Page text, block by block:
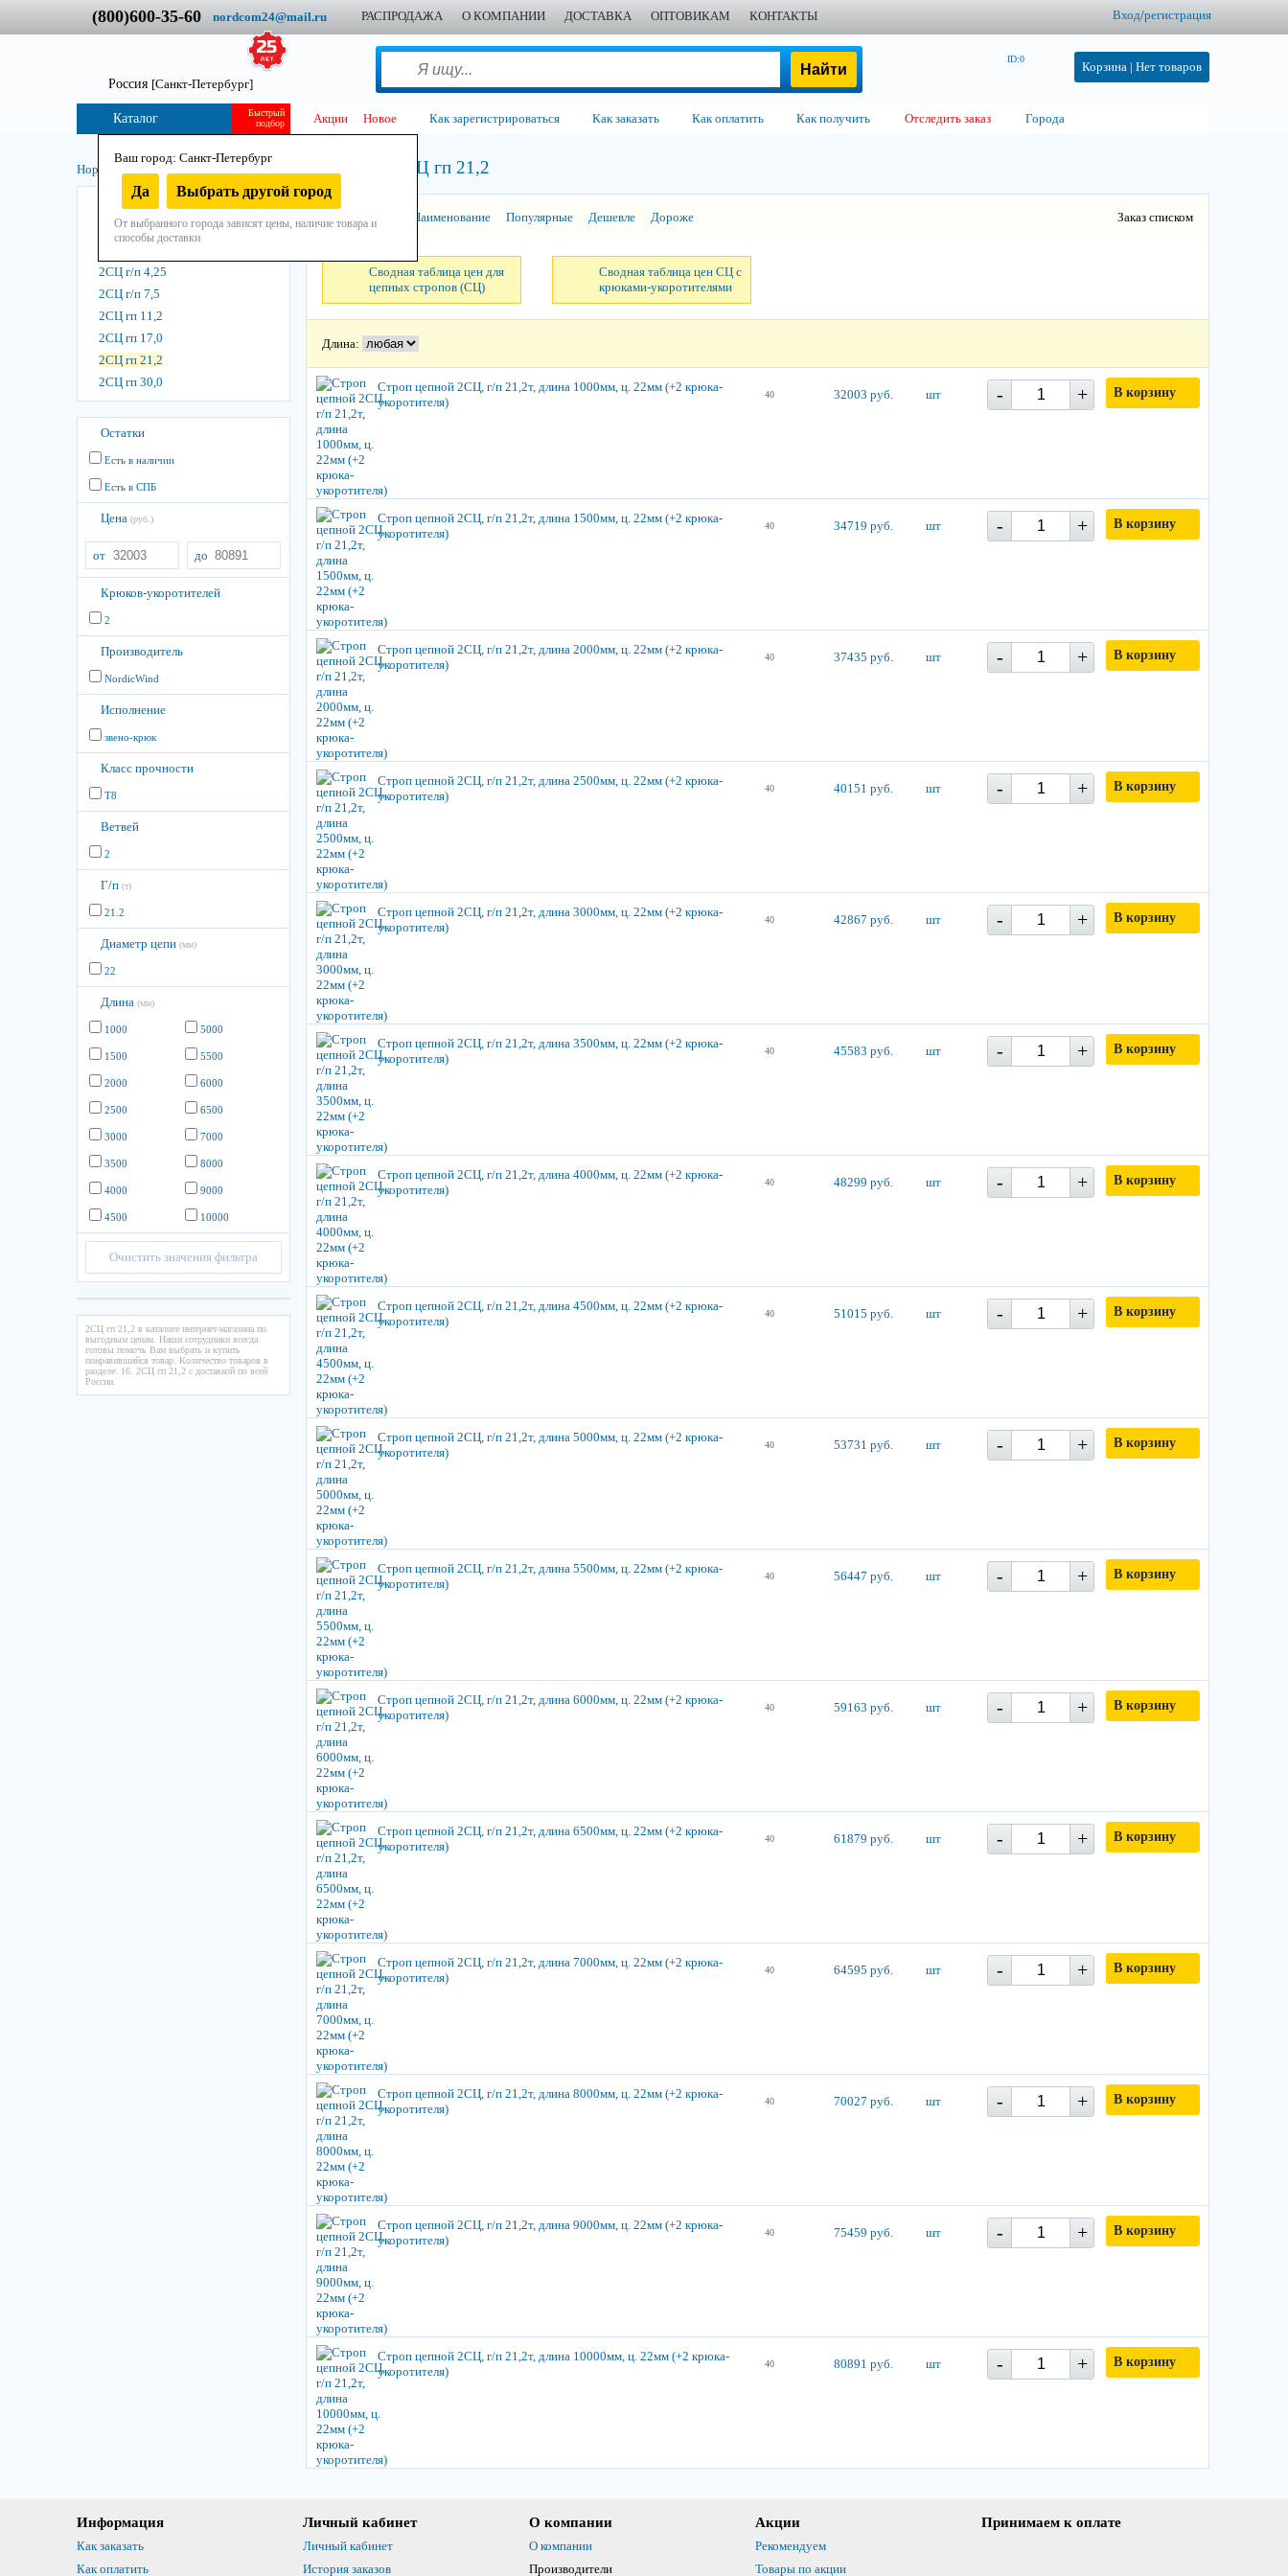
(800)600-35-60 nordcom24@mail.ru РАСПРОДАЖА О КОМПАНИИ ДОСТАВКА ОПТОВИКАМ КОНТАКТЫ Вход/регистрация
Россия [Санкт-Петербург]
Ваш город: Санкт-Петербург
Да Выбрать другой город
От выбранного города зависят цены, наличие товара и
способы доставки
Корзина | Нет товаров
ID:0
Быстрый
подбор
Каталог Акции Новое Как зарегистрироваться Как заказать Как оплатить Как получить Отследить заказ Города
Нордком Стропы Стропы цепные 2СЦ гп 21,2
2СЦ г/п 1,6
2СЦ г/п 2,12
2СЦ г/п 4,25
2СЦ г/п 7,5
2СЦ гп 11,2
2СЦ гп 17,0
2СЦ гп 21,2
2СЦ гп 30,0
Остатки
Есть в наличии
Есть в СПБ
Цена (руб.)
от до
Крюков-укоротителей
2
Производитель
NordicWind
Исполнение
звено-крюк
Класс прочности
Т8
Ветвей
2
Г/п (т)
21.2
Диаметр цепи (мм)
22
Длина (мм)
1000
1500
2000
2500
3000
3500
4000
4500
5000
5500
6000
6500
7000
8000
9000
10000
Очистить значения фильтра
2СЦ гп 21,2 в каталоге интернет-магазина по
выгодным ценам. Наши сотрудники всегда
готовы помочь Вам выбрать и купить
понравившийся товар. Количество товаров в
разделе: 16. 2СЦ гп 21,2 с доставкой по всей
России.
Наименование Популярные Дешевле Дороже Заказ списком
Сводная таблица цен для
цепных стропов (СЦ)
Сводная таблица цен СЦ с
крюками-укоротителями
Длина:
Строп цепной 2СЦ, г/п 21,2т, длина 1000мм, ц. 22мм (+2 крюка-
укоротителя)
40 32003 руб. шт - + В корзину
Строп цепной 2СЦ, г/п 21,2т, длина 1500мм, ц. 22мм (+2 крюка-
укоротителя)
40 34719 руб. шт - + В корзину
Строп цепной 2СЦ, г/п 21,2т, длина 2000мм, ц. 22мм (+2 крюка-
укоротителя)
40 37435 руб. шт - + В корзину
Строп цепной 2СЦ, г/п 21,2т, длина 2500мм, ц. 22мм (+2 крюка-
укоротителя)
40 40151 руб. шт - + В корзину
Строп цепной 2СЦ, г/п 21,2т, длина 3000мм, ц. 22мм (+2 крюка-
укоротителя)
40 42867 руб. шт - + В корзину
Строп цепной 2СЦ, г/п 21,2т, длина 3500мм, ц. 22мм (+2 крюка-
укоротителя)
40 45583 руб. шт - + В корзину
Строп цепной 2СЦ, г/п 21,2т, длина 4000мм, ц. 22мм (+2 крюка-
укоротителя)
40 48299 руб. шт - + В корзину
Строп цепной 2СЦ, г/п 21,2т, длина 4500мм, ц. 22мм (+2 крюка-
укоротителя)
40 51015 руб. шт - + В корзину
Строп цепной 2СЦ, г/п 21,2т, длина 5000мм, ц. 22мм (+2 крюка-
укоротителя)
40 53731 руб. шт - + В корзину
Строп цепной 2СЦ, г/п 21,2т, длина 5500мм, ц. 22мм (+2 крюка-
укоротителя)
40 56447 руб. шт - + В корзину
Строп цепной 2СЦ, г/п 21,2т, длина 6000мм, ц. 22мм (+2 крюка-
укоротителя)
40 59163 руб. шт - + В корзину
Строп цепной 2СЦ, г/п 21,2т, длина 6500мм, ц. 22мм (+2 крюка-
укоротителя)
40 61879 руб. шт - + В корзину
Строп цепной 2СЦ, г/п 21,2т, длина 7000мм, ц. 22мм (+2 крюка-
укоротителя)
40 64595 руб. шт - + В корзину
Строп цепной 2СЦ, г/п 21,2т, длина 8000мм, ц. 22мм (+2 крюка-
укоротителя)
40 70027 руб. шт - + В корзину
Строп цепной 2СЦ, г/п 21,2т, длина 9000мм, ц. 22мм (+2 крюка-
укоротителя)
40 75459 руб. шт - + В корзину
Строп цепной 2СЦ, г/п 21,2т, длина 10000мм, ц. 22мм (+2 крюка-
укоротителя)
40 80891 руб. шт - + В корзину
Информация
Как заказать
Как оплатить
Личный кабинет
Личный кабинет
История заказов
О компании
О компании
Производители
Акции
Рекомендуем
Товары по акции
Принимаем к оплате